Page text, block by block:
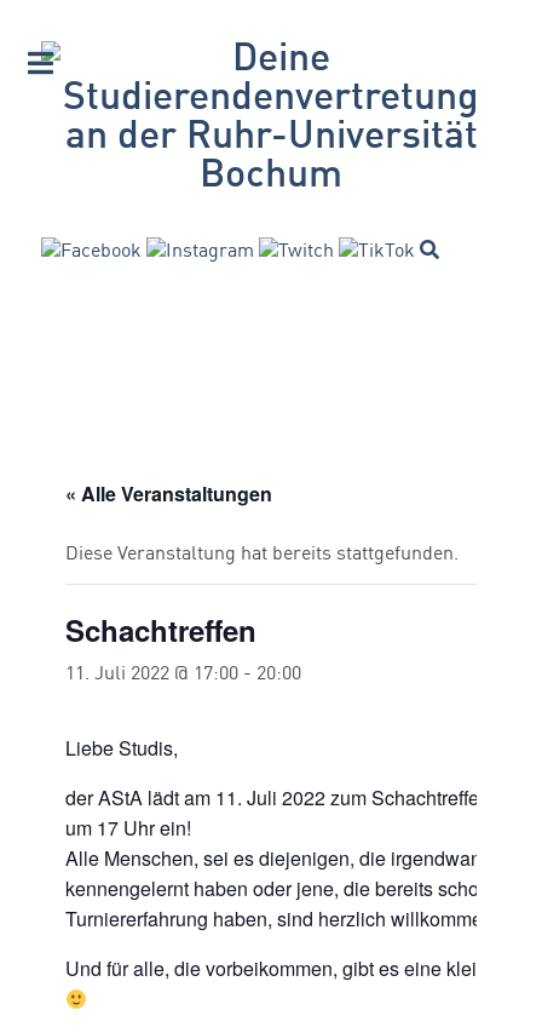
« Alle Veranstaltungen
Diese Veranstaltung hat bereits stattgefunden.
Schachtreffen
11. Juli 2022 @ 17:00 - 20:00
Liebe Studis,
der AStA lädt am 11. Juli 2022 zum Schachtreffen im
um 17 Uhr ein!
Alle Menschen, sei es diejenigen, die irgendwann mal
kennengelernt haben oder jene, die bereits schon
Turniererfahrung haben, sind herzlich willkommen!
Und für alle, die vorbeikommen, gibt es eine kleine